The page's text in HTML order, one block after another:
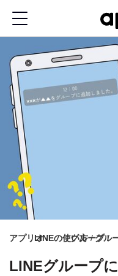
コ
ン
移
アプリオLINEの使い方グループ
グル
LINEグループ